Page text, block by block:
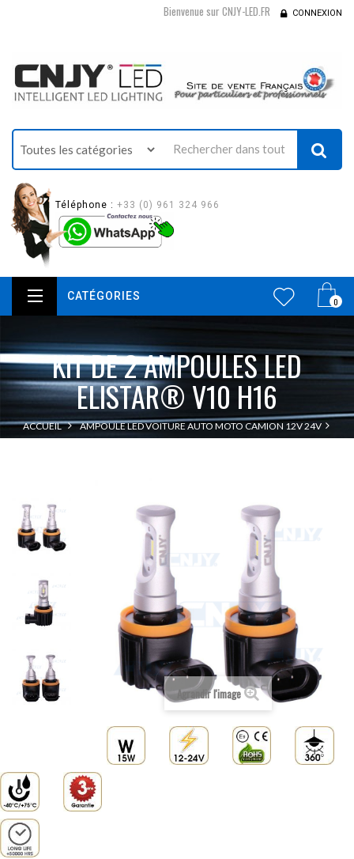
Bienvenue sur CNJY-LED.FR CONNEXION
Téléphone : +33 (0) 961 324 966
0
CATÉGORIES
KIT DE 2 AMPOULES LED
ELISTAR® V10 H16
ACCUEIL
AMPOULE LED VOITURE AUTO MOTO CAMION 12V 24V
Agrandir l'image